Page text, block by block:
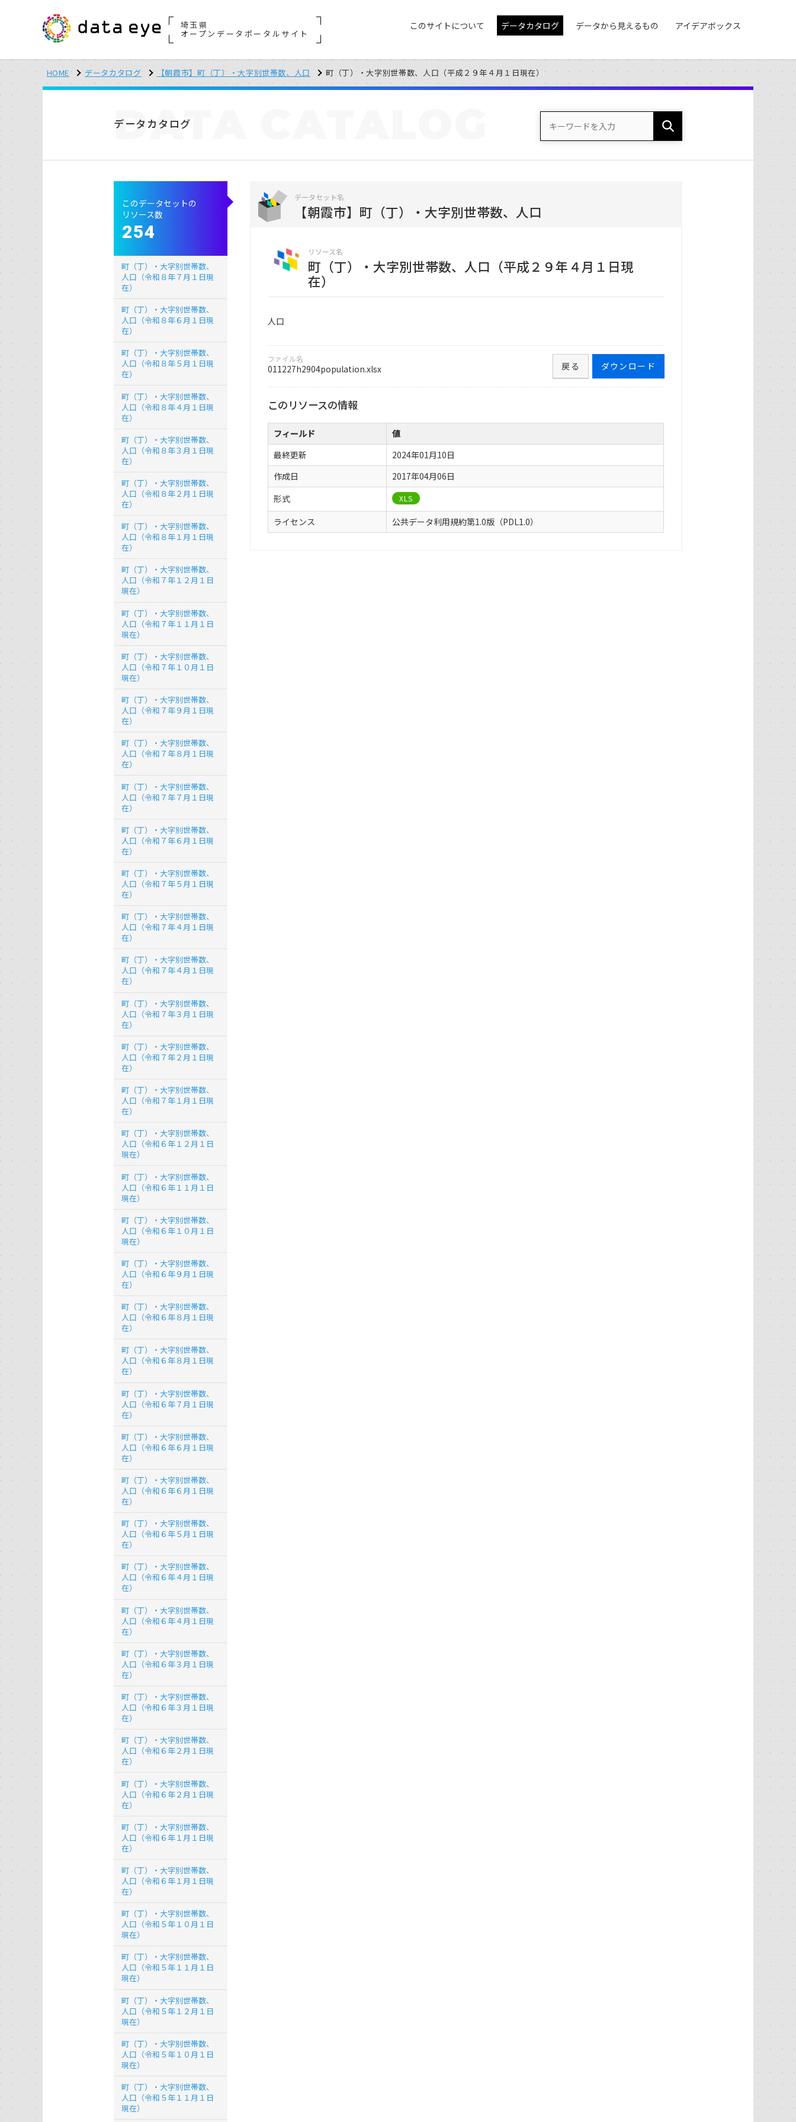
埼玉県
オープンデータポータルサイト
このサイトについて データカタログ データから見えるもの アイデアボックス
HOME データカタログ 【朝霞市】町（丁）・大字別世帯数、人口 町（丁）・大字別世帯数、人口（平成２９年４月１日現在）
データカタログ
DATA
データセット名
【朝霞市】町（丁）・大字別世帯数、人口
リソース名
町（丁）・大字別世帯数、人口（平成２９年４月１日現
在）
人口
ファイル名
011227h2904population.xlsx ダウンロード
戻る
このリソースの情報
フィールド
値
最終更新
2024年01月10日
作成日
2017年04月06日
形式
XLS
ライセンス 公共データ利用規約第1.0版（PDL1.0）
このデータセットの
リソース数
254
町（丁）・大字別世帯数、
人口（令和８年７月１日現
在）
町（丁）・大字別世帯数、
人口（令和８年６月１日現
在）
町（丁）・大字別世帯数、
人口（令和８年５月１日現
在）
町（丁）・大字別世帯数、
人口（令和８年４月１日現
在）
町（丁）・大字別世帯数、
人口（令和８年３月１日現
在）
町（丁）・大字別世帯数、
人口（令和８年２月１日現
在）
町（丁）・大字別世帯数、
人口（令和８年１月１日現
在）
町（丁）・大字別世帯数、
人口（令和７年１２月１日
現在）
町（丁）・大字別世帯数、
人口（令和７年１１月１日
現在）
町（丁）・大字別世帯数、
人口（令和７年１０月１日
現在）
町（丁）・大字別世帯数、
人口（令和７年９月１日現
在）
町（丁）・大字別世帯数、
人口（令和７年８月１日現
在）
町（丁）・大字別世帯数、
人口（令和７年７月１日現
在）
町（丁）・大字別世帯数、
人口（令和７年６月１日現
在）
町（丁）・大字別世帯数、
人口（令和７年５月１日現
在）
町（丁）・大字別世帯数、
人口（令和７年４月１日現
在）
町（丁）・大字別世帯数、
人口（令和７年４月１日現
在）
町（丁）・大字別世帯数、
人口（令和７年３月１日現
在）
町（丁）・大字別世帯数、
人口（令和７年２月１日現
在）
町（丁）・大字別世帯数、
人口（令和７年１月１日現
在）
町（丁）・大字別世帯数、
人口（令和６年１２月１日
現在）
町（丁）・大字別世帯数、
人口（令和６年１１月１日
現在）
町（丁）・大字別世帯数、
人口（令和６年１０月１日
現在）
町（丁）・大字別世帯数、
人口（令和６年９月１日現
在）
町（丁）・大字別世帯数、
人口（令和６年８月１日現
在）
町（丁）・大字別世帯数、
人口（令和６年８月１日現
在）
町（丁）・大字別世帯数、
人口（令和６年７月１日現
在）
町（丁）・大字別世帯数、
人口（令和６年６月１日現
在）
町（丁）・大字別世帯数、
人口（令和６年６月１日現
在）
町（丁）・大字別世帯数、
人口（令和６年５月１日現
在）
町（丁）・大字別世帯数、
人口（令和６年４月１日現
在）
町（丁）・大字別世帯数、
人口（令和６年４月１日現
在）
町（丁）・大字別世帯数、
人口（令和６年３月１日現
在）
町（丁）・大字別世帯数、
人口（令和６年３月１日現
在）
町（丁）・大字別世帯数、
人口（令和６年２月１日現
在）
町（丁）・大字別世帯数、
人口（令和６年２月１日現
在）
町（丁）・大字別世帯数、
人口（令和６年１月１日現
在）
町（丁）・大字別世帯数、
人口（令和６年１月１日現
在）
町（丁）・大字別世帯数、
人口（令和５年１０月１日
現在）
町（丁）・大字別世帯数、
人口（令和５年１１月１日
現在）
町（丁）・大字別世帯数、
人口（令和５年１２月１日
現在）
町（丁）・大字別世帯数、
人口（令和５年１０月１日
現在）
町（丁）・大字別世帯数、
人口（令和５年１１月１日
現在）